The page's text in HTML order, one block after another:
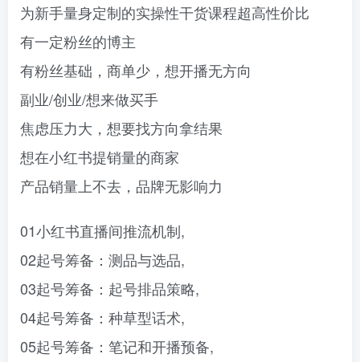
为新手量身定制的实操性干货课程超高性价比
有一定粉丝的博主
有粉丝基础，商单少，想开播无方向
副业/创业/想来做买手
焦虑压力大，想要找方向拿结果
想在小红书提销量的商家
产品销量上不去，品牌无影响力
01小红书直播间推流机制,
02起号筹备：测品与选品,
03起号筹备：起号排品策略,
04起号筹备：种草型话术,
05起号筹备：笔记和开播预备,